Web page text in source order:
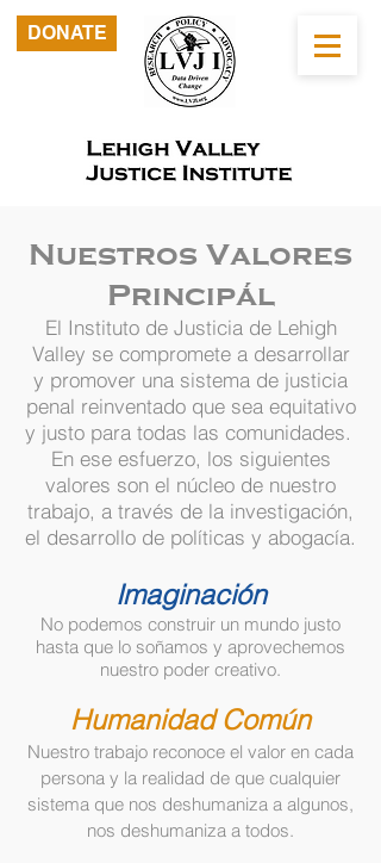
DONATE
Nuestros Valores
Principál
El Instituto de Justicia de Lehigh
Valley se compromete a desarrollar
y promover una sistema de justicia
penal reinventado que sea equitativo
y justo para todas las comunidades.
En ese esfuerzo, los siguientes
valores son el núcleo de nuestro
trabajo, a través de la investigación,
el desarrollo de políticas y abogacía.
Imaginación
No podemos construir un mundo justo
hasta que lo soñamos y aprovechemos
nuestro poder creativo.
Humanidad Común
Nuestro trabajo reconoce el valor en cada
persona y la realidad de que cualquier
sistema que nos deshumaniza a algunos,
nos deshumaniza a todos.